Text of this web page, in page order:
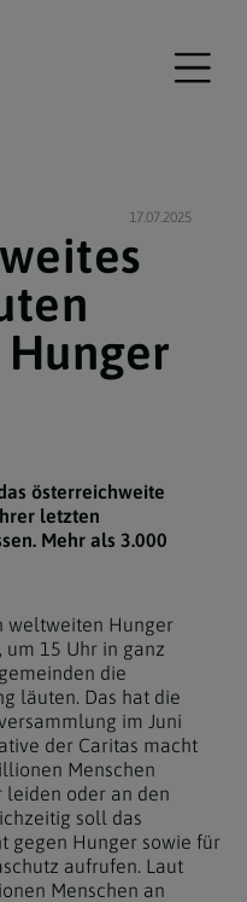
17.07.2025
österreichweite
letzten
Mehr als 3.000
weltweiten Hunger
um 15 Uhr in ganz
die
läuten. Das hat die
im Juni
der Caritas macht
Menschen
oder an den
soll das
gegen Hunger sowie für
aufrufen. Laut
Menschen an